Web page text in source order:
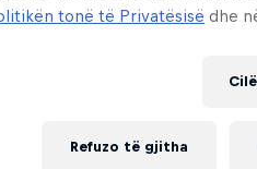
tonë të Privatësisë dhe
Refuzo të gjitha